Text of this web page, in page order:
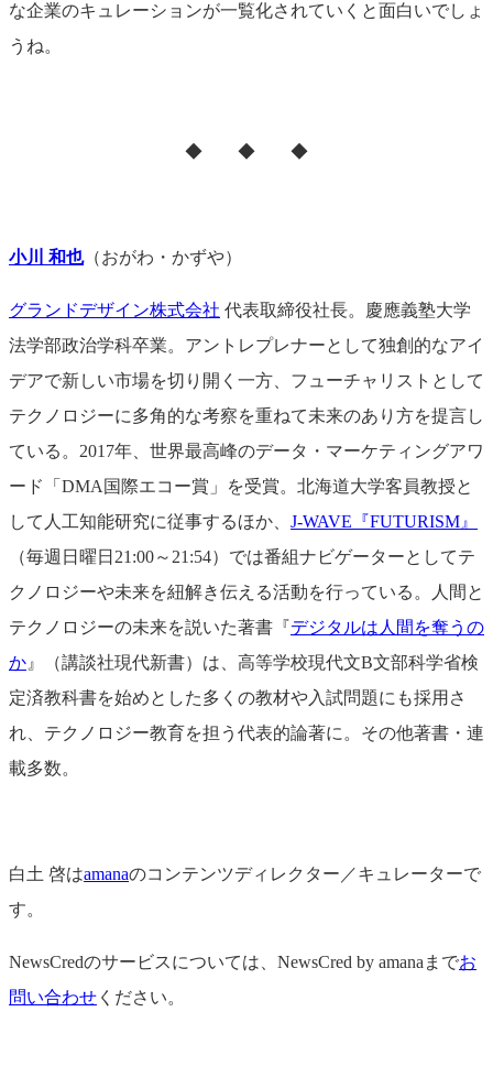
な企業のキュレーションが一覧化されていくと面白いでしょ
うね。
◆ ◆ ◆
小川 和也（おがわ・かずや）
グランドデザイン株式会社 代表取締役社長。慶應義塾大学
法学部政治学科卒業。アントレプレナーとして独創的なアイ
デアで新しい市場を切り開く一方、フューチャリストとして
テクノロジーに多角的な考察を重ねて未来のあり方を提言し
ている。2017年、世界最高峰のデータ・マーケティングアワ
ード「DMA国際エコー賞」を受賞。北海道大学客員教授と
して人工知能研究に従事するほか、 J-WAVE『FUTURISM』
（毎週日曜日21:00～21:54）では番組ナビゲーターとしてテ
クノロジーや未来を紐解き伝える活動を行っている。人間と
テクノロジーの未来を説いた著書『デジタルは人間を奪うの
か 』（講談社現代新書）は、高等学校現代文B文部科学省検
定済教科書を始めとした多くの教材や入試問題にも採用さ
れ、テクノロジー教育を担う代表的論著に。その他著書・連
載多数。
白土 啓はamanaのコンテンツディレクター／キュレーターで
す。
NewsCredのサービスについては、NewsCred by amanaまでお
問い合わせ ください。